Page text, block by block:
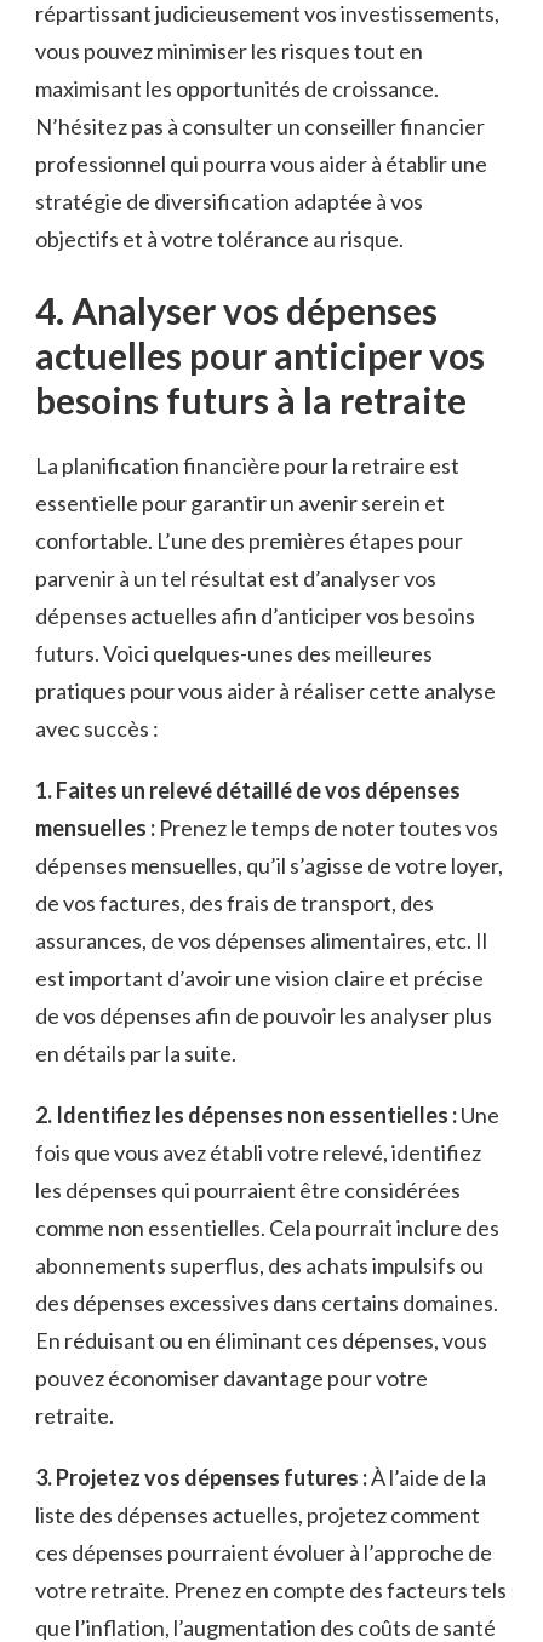
répartissant judicieusement vos investissements,
vous pouvez minimiser les‌ risques​ tout⁤ en
maximisant les opportunités de croissance.‍
N’hésitez pas à⁣ consulter un ​conseiller ‍financier
professionnel qui ⁢pourra vous ‌aider à ⁢établir une
stratégie ⁢de diversification adaptée à vos
objectifs et à votre tolérance au risque.
4. Analyser vos dépenses
actuelles ⁤pour anticiper vos
besoins futurs à la retraite
La planification⁤ financière pour⁣ la ‌retraire est
essentielle pour garantir un avenir ‍serein et
confortable. L’une‌ des premières étapes​ pour
parvenir à un tel‌ résultat⁣ est d’analyser vos ​
dépenses actuelles‌ afin d’anticiper ‌vos​ besoins⁣
futurs. Voici quelques-unes des meilleures
pratiques ⁣pour vous ⁣aider à réaliser ⁤cette analyse⁤
avec succès :
1. Faites un relevé​ détaillé de vos dépenses
mensuelles : ‌Prenez ⁣le‌ temps de noter⁣ toutes ⁤vos
⁣dépenses mensuelles, qu’il s’agisse ‍de votre loyer,⁤
de vos factures, des​ frais⁢ de transport, des
assurances,⁤ de vos dépenses alimentaires,⁤ etc. Il‍
est important d’avoir une vision‍ claire et précise
de ‍vos dépenses afin de pouvoir les analyser plus
en détails par la suite.
2. Identifiez les dépenses non ⁣essentielles :Une
fois que‍ vous‌ avez établi‌ votre relevé, identifiez
les ⁤dépenses qui pourraient être considérées
comme‍ non‍ essentielles. Cela⁢ pourrait ‍inclure des
abonnements ‌superflus, des ‌achats impulsifs ​ou
des ⁢dépenses ​excessives dans certains domaines.
En​ réduisant ou en ⁣éliminant ces dépenses, ​vous
pouvez ⁤économiser davantage pour votre
⁢retraite.
3. Projetez vos dépenses futures‌ :À l’aide de⁢ la
liste des dépenses⁣ actuelles, projetez comment
ces dépenses pourraient évoluer à‍ l’approche de
votre retraite. Prenez en compte des ‌facteurs tels
que⁣ l’inflation, l’augmentation ​des coûts de santé